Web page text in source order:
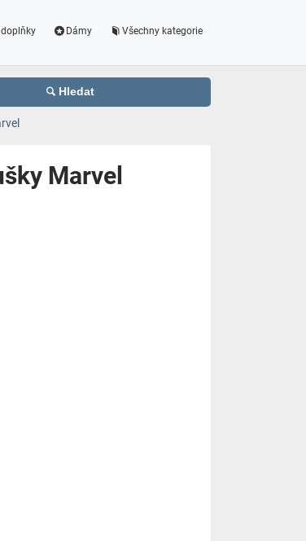
doplňky Dámy Všechny kategorie
Hledat
Marvel